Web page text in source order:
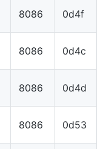
8086 0d4f
8086 0d4c
8086 0d4d
8086 0d53